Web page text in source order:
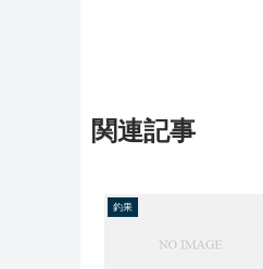
関連記事
釣果